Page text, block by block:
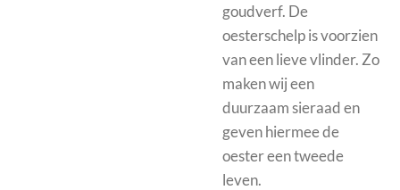
goudverf. De
oesterschelp is voorzien
van een lieve vlinder. Zo
maken wij een
duurzaam sieraad en
geven hiermee de
oester een tweede
leven.